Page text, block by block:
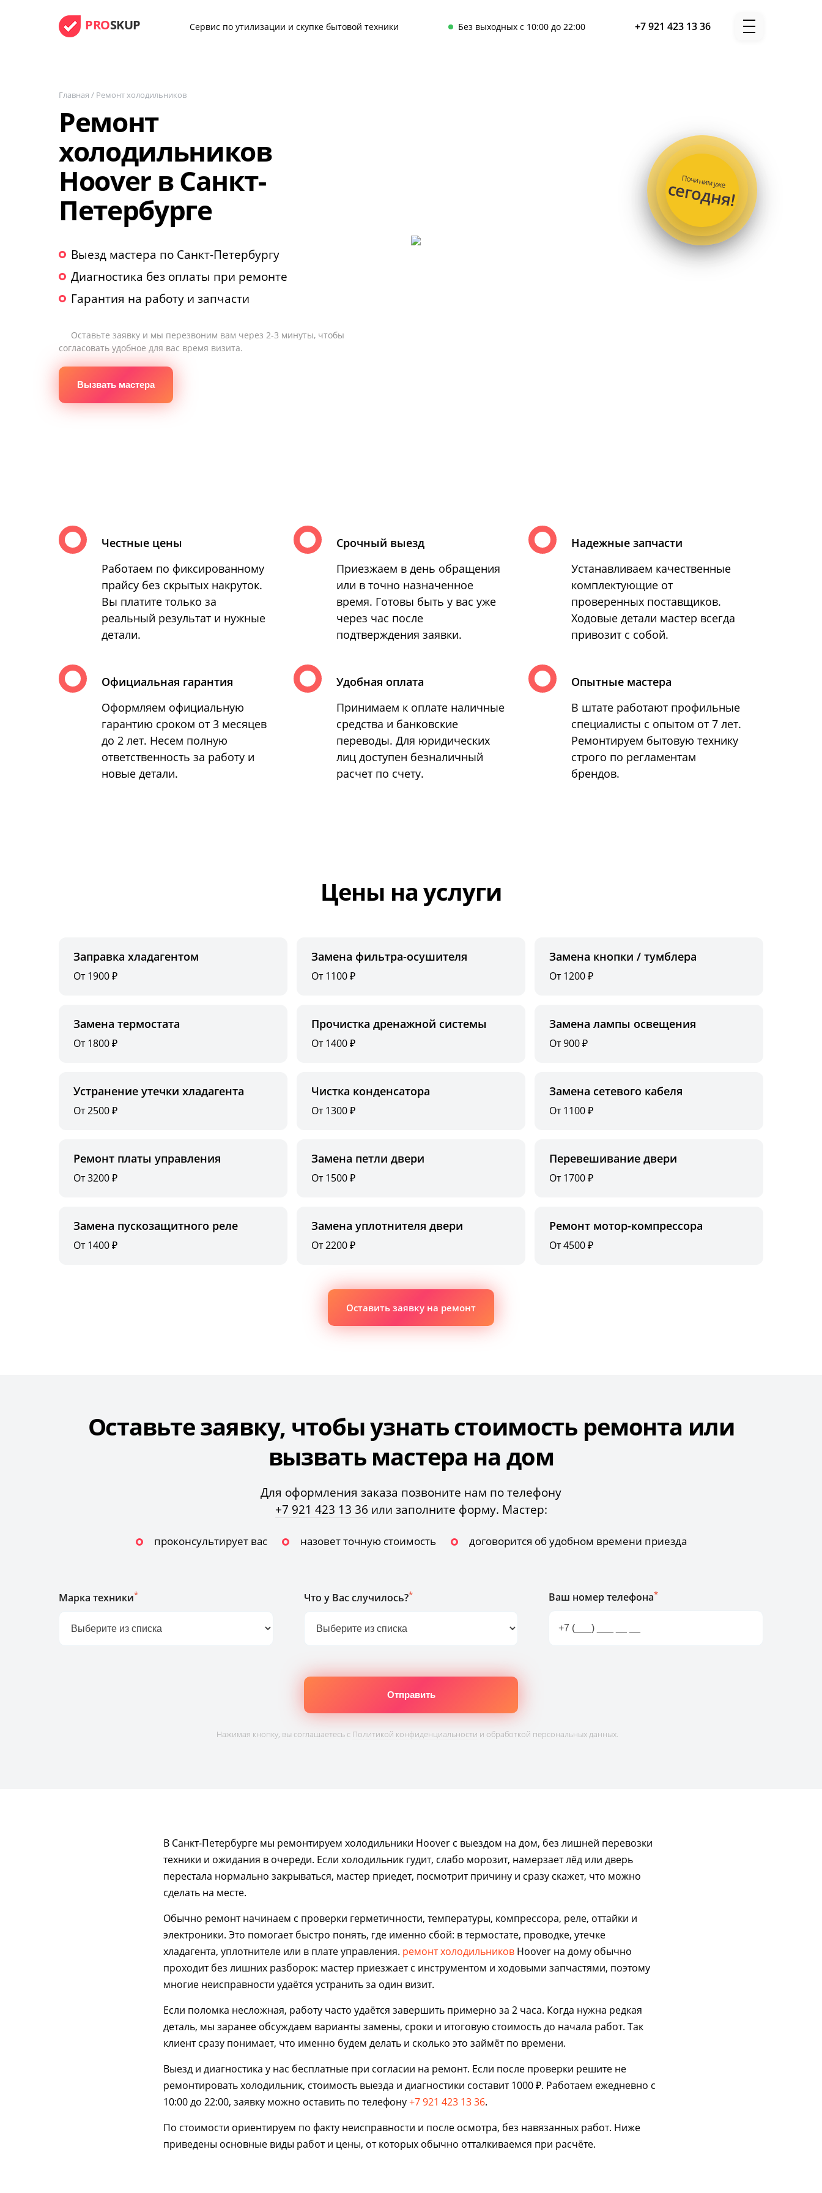
PROSKUP Сервис по утилизации и скупке бытовой техники Без выходных с 10:00 до 22:00 +7 921 423 13 36
Починим уже
сегодня!
Главная / Ремонт холодильников
Ремонт
холодильников
Hoover в Санкт-
Петербурге
Выезд мастера по Санкт-Петербургу
Диагностика без оплаты при ремонте
Гарантия на работу и запчасти
Оставьте заявку и мы перезвоним вам через 2-3 минуты, чтобы
согласовать удобное для вас время визита.
Вызвать мастера
Честные цены
Работаем по фиксированному
прайсу без скрытых накруток.
Вы платите только за
реальный результат и нужные
детали.
Срочный выезд
Приезжаем в день обращения
или в точно назначенное
время. Готовы быть у вас уже
через час после
подтверждения заявки.
Надежные запчасти
Устанавливаем качественные
комплектующие от
проверенных поставщиков.
Ходовые детали мастер всегда
привозит с собой.
Официальная гарантия
Оформляем официальную
гарантию сроком от 3 месяцев
до 2 лет. Несем полную
ответственность за работу и
новые детали.
Удобная оплата
Принимаем к оплате наличные
средства и банковские
переводы. Для юридических
лиц доступен безналичный
расчет по счету.
Опытные мастера
В штате работают профильные
специалисты с опытом от 7 лет.
Ремонтируем бытовую технику
строго по регламентам
брендов.
Цены на услуги
Заправка хладагентом
От 1900 ₽
Замена фильтра-осушителя
От 1100 ₽
Замена кнопки / тумблера
От 1200 ₽
Замена термостата
От 1800 ₽
Прочистка дренажной системы
От 1400 ₽
Замена лампы освещения
От 900 ₽
Устранение утечки хладагента
От 2500 ₽
Чистка конденсатора
От 1300 ₽
Замена сетевого кабеля
От 1100 ₽
Ремонт платы управления
От 3200 ₽
Замена петли двери
От 1500 ₽
Перевешивание двери
От 1700 ₽
Замена пускозащитного реле
От 1400 ₽
Замена уплотнителя двери
От 2200 ₽
Ремонт мотор-компрессора
От 4500 ₽
Оставить заявку на ремонт
Оставьте заявку, чтобы узнать стоимость ремонта или
вызвать мастера на дом
Для оформления заказа позвоните нам по телефону
+7 921 423 13 36 или заполните форму. Мастер:
проконсультирует вас назовет точную стоимость договорится об удобном времени приезда
Марка техники* Что у Вас случилось?* Ваш номер телефона*
Нажимая кнопку, вы соглашаетесь с Политикой конфиденциальности и обработкой персональных данных.
В Санкт-Петербурге мы ремонтируем холодильники Hoover с выездом на дом, без лишней перевозки
техники и ожидания в очереди. Если холодильник гудит, слабо морозит, намерзает лёд или дверь
перестала нормально закрываться, мастер приедет, посмотрит причину и сразу скажет, что можно
сделать на месте.
Обычно ремонт начинаем с проверки герметичности, температуры, компрессора, реле, оттайки и
электроники. Это помогает быстро понять, где именно сбой: в термостате, проводке, утечке
хладагента, уплотнителе или в плате управления. ремонт холодильников Hoover на дому обычно
проходит без лишних разборок: мастер приезжает с инструментом и ходовыми запчастями, поэтому
многие неисправности удаётся устранить за один визит.
Если поломка несложная, работу часто удаётся завершить примерно за 2 часа. Когда нужна редкая
деталь, мы заранее обсуждаем варианты замены, сроки и итоговую стоимость до начала работ. Так
клиент сразу понимает, что именно будем делать и сколько это займёт по времени.
Выезд и диагностика у нас бесплатные при согласии на ремонт. Если после проверки решите не
ремонтировать холодильник, стоимость выезда и диагностики составит 1000 ₽. Работаем ежедневно с
10:00 до 22:00, заявку можно оставить по телефону+7 921 423 13 36.
По стоимости ориентируем по факту неисправности и после осмотра, без навязанных работ. Ниже
приведены основные виды работ и цены, от которых обычно отталкиваемся при расчёте.